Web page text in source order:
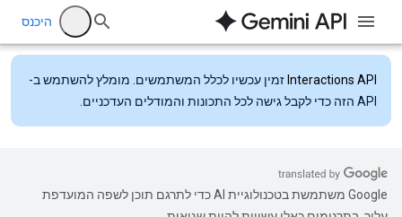
היכנס
Interactions API זמין עכשיו לכלל המשתמשים. מומלץ להשתמש ב-
API הזה כדי לקבל גישה לכל התכונות והמודלים העדכניים.
‫Google משתמשת בטכנולוגיית AI כדי לתרגם תוכן לשפה המועדפת